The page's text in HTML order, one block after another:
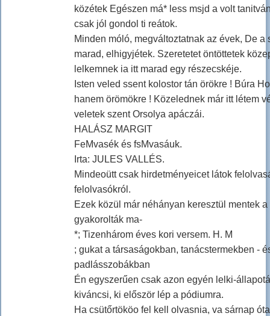
közétek Egészen má* less msjd a volt
csak jól gondol ti reátok.
Minden móló, megváltoztatnak az évek, De a
marad, elhigyjétek. Szeretetet öntöttetek
lelkemnek ia itt marad egy részecskéje.
Isten veled ssent kolostor tán örökre ! Búra
hanem örömökre ! Közelednek már itt létem
veletek szent Orsolya apáczái.
HALÁSZ MARGIT
FeMvasék és fsMvasáuk.
Irta: JULES VALLÉS.
Mindeoütt csak hirdetményeicet látok
felolvasókról.
Ezek közül már néhányan keresztül mentek
gyakorolták ma-
*; Tizenhárom éves kori versem. H. M
; gukat a társaságokban, tanácstermekben -
padlásszobákban
Én egyszerűen csak azon egyén lelki-
kiváncsi, ki először lép a pódiumra.
Ha csütőrtököo fel kell olvasnia, va sárnap